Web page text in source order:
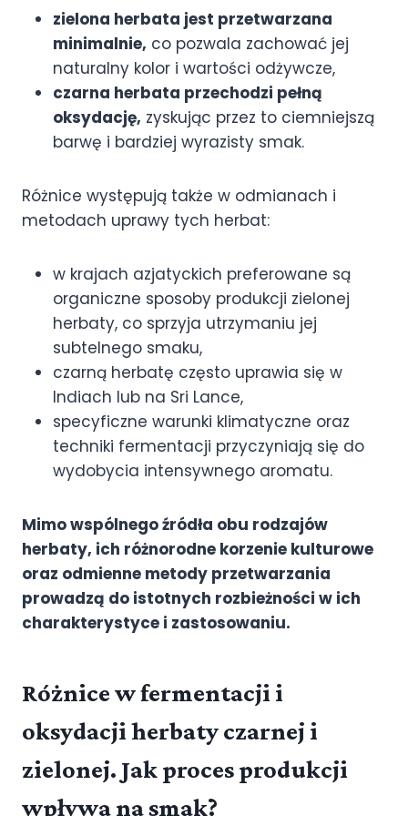
zielona herbata jest przetwarzana
minimalnie, co pozwala zachować jej
naturalny kolor i wartości odżywcze,
czarna herbata przechodzi pełną
oksydację, zyskując przez to ciemniejszą
barwę i bardziej wyrazisty smak.
Różnice występują także w odmianach i
metodach uprawy tych herbat:
w krajach azjatyckich preferowane są
organiczne sposoby produkcji zielonej
herbaty, co sprzyja utrzymaniu jej
subtelnego smaku,
czarną herbatę często uprawia się w
Indiach lub na Sri Lance,
specyficzne warunki klimatyczne oraz
techniki fermentacji przyczyniają się do
wydobycia intensywnego aromatu.
Mimo wspólnego źródła obu rodzajów
herbaty, ich różnorodne korzenie kulturowe
oraz odmienne metody przetwarzania
prowadzą do istotnych rozbieżności w ich
charakterystyce i zastosowaniu.
Różnice w fermentacji i
oksydacji herbaty czarnej i
zielonej. Jak proces produkcji
wpływa na smak?